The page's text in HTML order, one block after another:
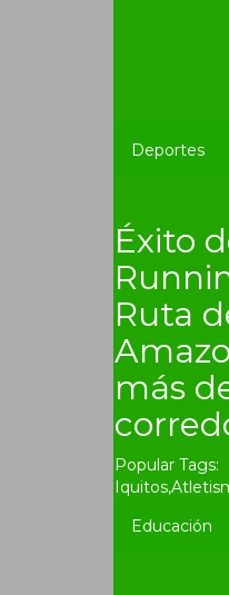
Deportes
Éxito
Ruta
más
Popular Tags:
Iquitos,
Educación